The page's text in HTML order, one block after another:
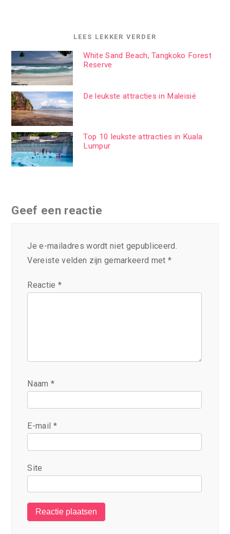
LEES LEKKER VERDER
White Sand Beach, Tangkoko Forest
Reserve
De leukste attracties in Maleisië
Top 10 leukste attracties in Kuala
Lumpur
Geef een reactie
Je e-mailadres wordt niet gepubliceerd.
Vereiste velden zijn gemarkeerd met *
Reactie *
Naam*
E-mail *
Site